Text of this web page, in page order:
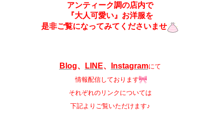
アンティーク調の店内で
『大人可愛い』お洋服を
是非ご覧になってみてくださいませ
Blog、 LINE、 Instagramにて
情報配信しております
それぞれのリンクについては
下記よりご覧いただけます♪